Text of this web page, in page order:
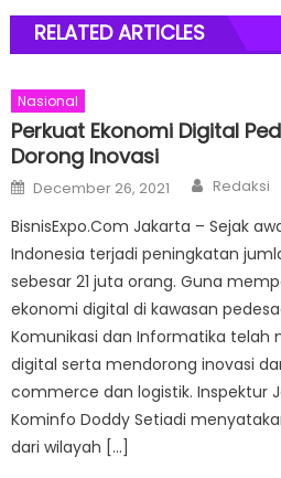
RELATED ARTICLES
Nasional
Perkuat Ekonomi Digital
Dorong Inovasi
Posted
on
December 26, 2021 Author
Redaksi
BisnisExpo.Com Jakarta – Sejak
Indonesia terjadi peningkatan
sebesar 21 juta orang. Guna
ekonomi digital di kawasan
Komunikasi dan Informatika telah
digital serta mendorong inovasi
commerce dan logistik. Inspektur
Kominfo Doddy Setiadi
dari wilayah […]